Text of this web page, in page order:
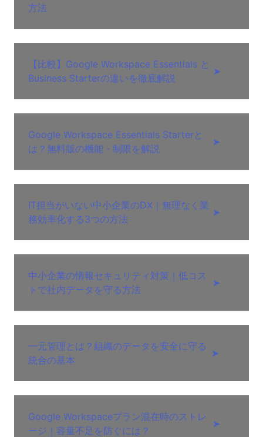
方法
【比較】Google Workspace Essentials と
Business Starterの違いを徹底解説
➤
Google Workspace Essentials Starterと
は？無料版の機能・制限を解説
➤
IT担当がいない中小企業のDX｜無理なく業
務効率化する3つの方法
➤
中小企業の情報セキュリティ対策｜低コス
トで社内データを守る方法
➤
一元管理とは？組織のデータを安全に守る
統合の基本
➤
Google Workspaceプラン混在時のストレ
ージ｜容量不足を防ぐには？
➤